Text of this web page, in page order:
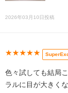
2026年03月10日投稿
★★★★★
色々試しても結局
ラルに目が大きく